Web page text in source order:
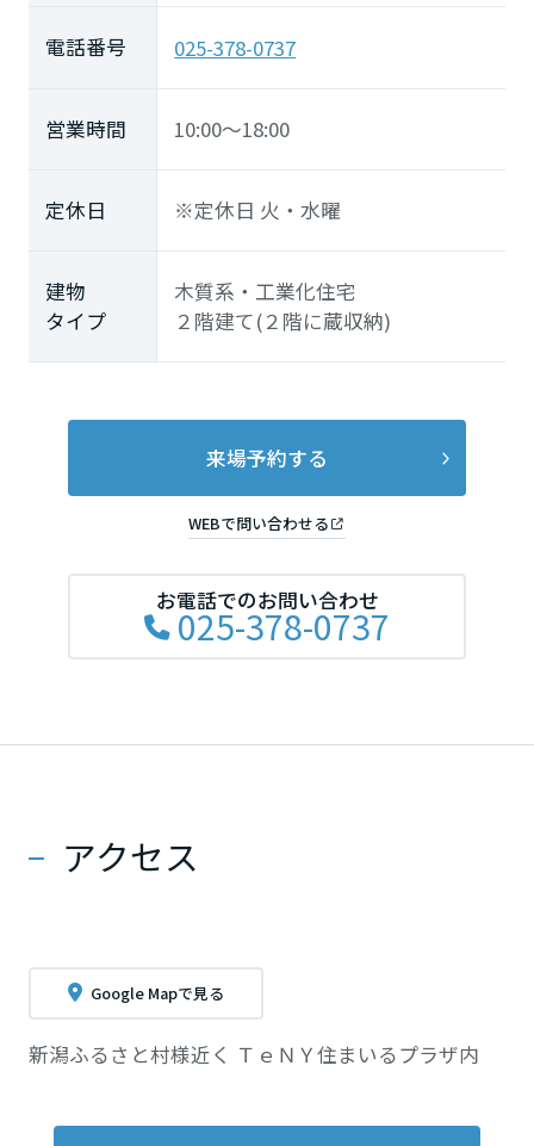
電話番号 025-378-0737
営業時間 10:00～18:00
定休日 ※定休日 火・水曜
建物
タイプ
木質系・工業化住宅
２階建て(２階に蔵収納)
来場予約する
WEBで問い合わせる
お電話でのお問い合わせ
025-378-0737
アクセス
Google Mapで見る
新潟ふるさと村様近く ＴｅＮＹ住まいるプラザ内